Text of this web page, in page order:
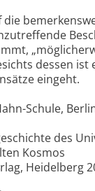
die
dessen
eingeht.
Schule,
des
Kosmos
Heidelberg